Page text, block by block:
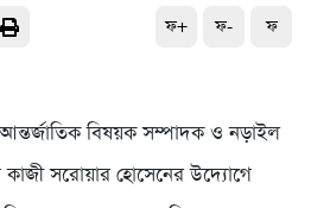
ফ+ ফ- ফ
বিষয়ক সম্পাদক ও নড়াইল
সরোয়ার হোসেনের উদ্যোগে